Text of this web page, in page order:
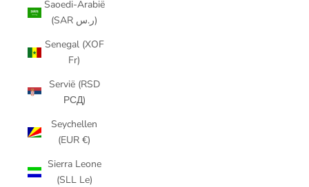
Saoedi-Arabië
(SAR ر.س)
Senegal (XOF
Fr)
Servië (RSD
РСД)
Seychellen
(EUR €)
Sierra Leone
(SLL Le)